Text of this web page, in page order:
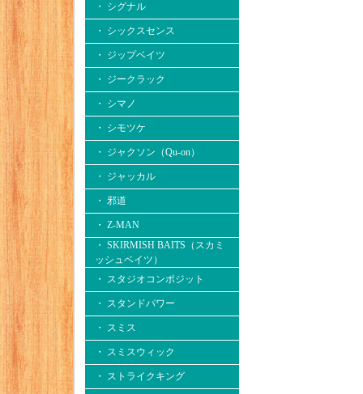
・ シグナル
・ シックスセンス
・ ジップベイツ
・ ジークラック
・ シマノ
・ シモツケ
・ ジャクソン（Qu-on）
・ ジャッカル
・ 邪道
・ Z-MAN
・ SKIRMISH BAITS（スカミ
ッシュベイツ）
・ スタジオコンポジット
・ スタンドパワー
・ スミス
・ スミスウィック
・ ストライクキング